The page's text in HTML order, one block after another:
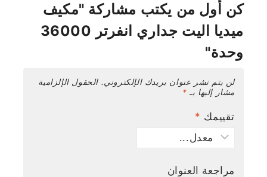
كن أول من يكتب مشاركة "مكيف
ميديا اليت جداري انفرتر 36000
وحدة"
لن يتم نشر عنوان بريدك الإلكتروني. الحقول الإلزامية
مشار إليها بـ *
تقييمك *
مراجعة العنوان